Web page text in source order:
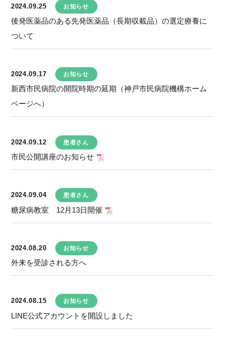
2024.09.25 お知らせ
後発医薬品のある先発医薬品（長期収載品）の選定療養に
ついて
2024.09.17 お知らせ
新西市民病院の開院時期の延期（神戸市民病院機構ホーム
ページへ）
2024.09.12 患者さん
市民公開講座のお知らせ
2024.09.04 患者さん
糖尿病教室 12月13日開催
2024.08.20 お知らせ
外来を受診される方へ
2024.08.15 お知らせ
LINE公式アカウントを開設しました